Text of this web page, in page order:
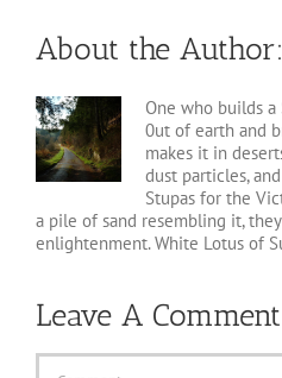
About the Author:
One who builds
0ut of earth and
makes it in
dust particles,
Stupas for the
a pile of sand resembling it,
enlightenment. White Lotus of
Leave A Comment
Comment